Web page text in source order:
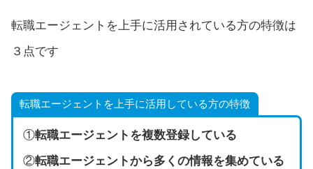
転職エージェントを上手に活用されている方の特徴は
３点です
転職エージェントを上手に活用している方の特徴
①転職エージェントを複数登録している
②転職エージェントから多くの情報を集めている